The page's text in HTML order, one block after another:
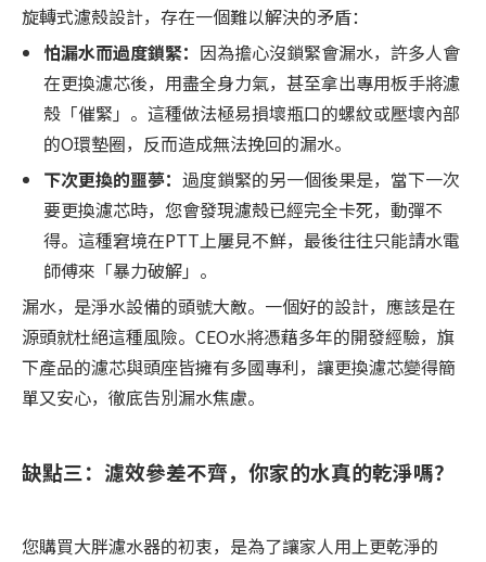
旋轉式濾殼設計，存在一個難以解決的矛盾：
怕漏水而過度鎖緊： 因為擔心沒鎖緊會漏水，許多人會
在更換濾芯後，用盡全身力氣，甚至拿出專用板手將濾
殼「催緊」。這種做法極易損壞瓶口的螺紋或壓壞內部
的O環墊圈，反而造成無法挽回的漏水。
下次更換的噩夢： 過度鎖緊的另一個後果是，當下一次
要更換濾芯時，您會發現濾殼已經完全卡死，動彈不
得。這種窘境在PTT上屢見不鮮，最後往往只能請水電
師傅來「暴力破解」。
漏水，是淨水設備的頭號大敵。一個好的設計，應該是在
源頭就杜絕這種風險。CEO水將憑藉多年的開發經驗，旗
下產品的濾芯與頭座皆擁有多國專利，讓更換濾芯變得簡
單又安心，徹底告別漏水焦慮。
缺點三：濾效參差不齊，你家的水真的乾淨嗎？
您購買大胖濾水器的初衷，是為了讓家人用上更乾淨的